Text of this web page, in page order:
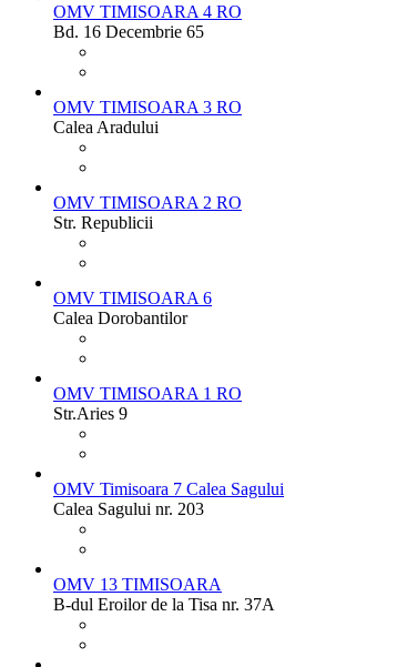
OMV TIMISOARA 4 RO
Bd. 16 Decembrie 65
OMV TIMISOARA 3 RO
Calea Aradului
OMV TIMISOARA 2 RO
Str. Republicii
OMV TIMISOARA 6
Calea Dorobantilor
OMV TIMISOARA 1 RO
Str.Aries 9
OMV Timisoara 7 Calea Sagului
Calea Sagului nr. 203
OMV 13 TIMISOARA
B-dul Eroilor de la Tisa nr. 37A